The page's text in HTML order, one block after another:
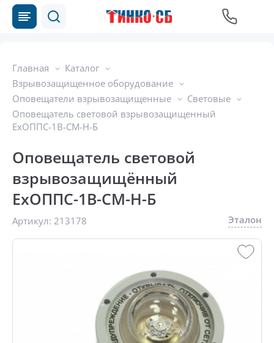
Главная
Каталог
Взрывозащищенное оборудование
Оповещатели взрывозащищенные
Световые
Оповещатель световой взрывозащищенный
ExОППС-1В-СМ-Н-Б
Оповещатель световой
взрывозащищённый
ExОППС-1В-СМ-Н-Б
Артикул: 213178 Эталон